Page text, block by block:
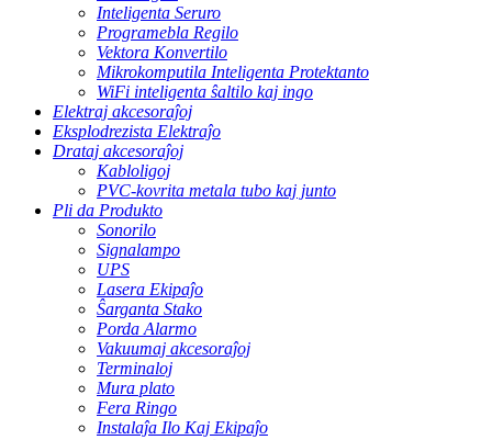
Inteligenta Seruro
Programebla Regilo
Vektora Konvertilo
Mikrokomputila Inteligenta Protektanto
WiFi inteligenta ŝaltilo kaj ingo
Elektraj akcesoraĵoj
Eksplodrezista Elektraĵo
Drataj akcesoraĵoj
Kabloligoj
PVC-kovrita metala tubo kaj junto
Pli da Produkto
Sonorilo
Signalampo
UPS
Lasera Ekipaĵo
Ŝarganta Stako
Porda Alarmo
Vakuumaj akcesoraĵoj
Terminaloj
Mura plato
Fera Ringo
Instalaĵa Ilo Kaj Ekipaĵo